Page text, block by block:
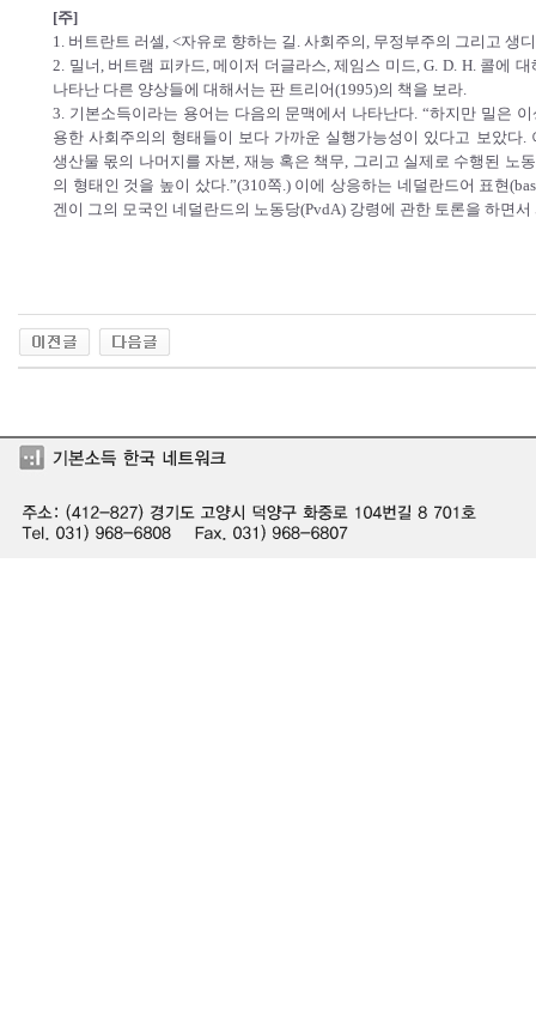
[주]
1. 버트란트 러셀, <자유로 향하는 길. 사회주의, 무정부주의 그리고 생
2. 밀너, 버트램 피카드, 메이저 더글라스, 제임스 미드, G. D. H. 콜에
나타난 다른 양상들에 대해서는 판 트리어(1995)의 책을 보라.
3. 기본소득이라는 용어는 다음의 문맥에서 나타난다. “하지만 밀은
용한 사회주의의 형태들이 보다 가까운 실행가능성이 있다고 보았다
생산물 몫의 나머지를 자본, 재능 혹은 책무, 그리고 실제로 수행된 노
의 형태인 것을 높이 샀다.”(310쪽.) 이에 상응하는 네덜란드어 표현
겐이 그의 모국인 네덜란드의 노동당(PvdA) 강령에 관한 토론을 하면서